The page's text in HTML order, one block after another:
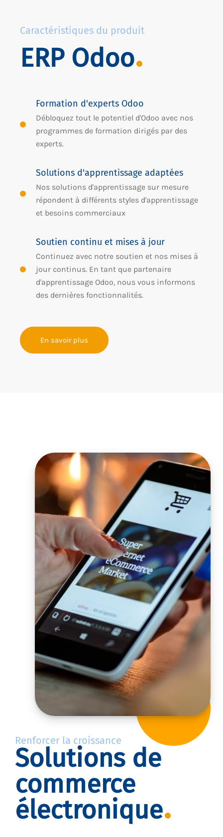
Caractéristiques du produit
ERP Odoo
Formation d'experts Odoo
Débloquez tout le potentiel d'Odoo avec nos
programmes de formation dirigés par des
experts.
Solutions d'apprentissage adaptées
Nos solutions d'apprentissage sur mesure
répondent à différents styles d'apprentissage
et besoins commerciaux
Soutien continu et mises à jour
Continuez avec notre soutien et nos mises à
jour continus. En tant que partenaire
d'apprentissage Odoo, nous vous informons
des dernières fonctionnalités.
En savoir plus
Renforcer la croissance
Solutions de
commerce
électronique